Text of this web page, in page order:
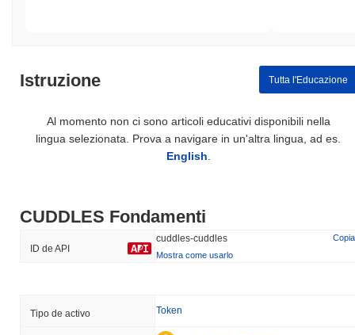
Istruzione Tutta l'Educazione
Al momento non ci sono articoli educativi disponibili nella
lingua selezionata. Prova a navigare in un'altra lingua, ad es.
English.
CUDDLES Fondamenti
ID de API
cuddles-cuddles
Copia
Mostra come usarlo
Tipo de activo Token